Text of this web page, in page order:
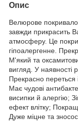
Опис
Велюрове
завжди прикрасить
атмосферу. Це
гіпоалергенне.
М'який та
вигляд. У наявності
Прекрасно переться
Має чудові
висипки й алергію;
ефект влітку;
Дуже міцне та